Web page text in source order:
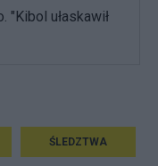
"Kibol ułaskawił
ŚLEDZTWA